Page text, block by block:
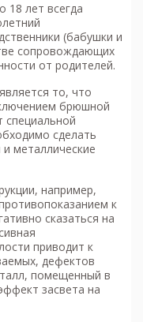
18 лет всегда
(бабушки и
сопровождающих
от родителей.
то, что
брюшной
специальной
сделать
металлические
например,
к
сказаться на
приводит к
дефектов
помещенный в
засвета на